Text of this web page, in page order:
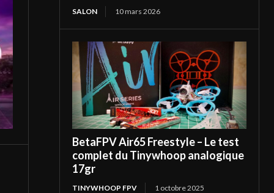
SALON 10 mars 2026
BetaFPV Air65 Freestyle – Le test
complet du Tinywhoop analogique
17gr
TINYWHOOP FPV 1 octobre 2025